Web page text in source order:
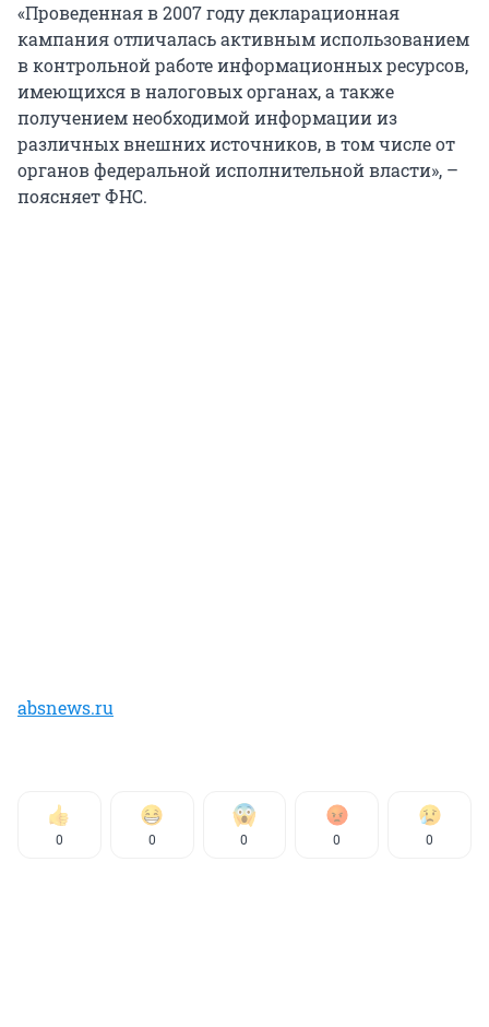
«Проведенная в 2007 году декларационная
кампания отличалась активным использованием
в контрольной работе информационных ресурсов,
имеющихся в налоговых органах, а также
получением необходимой информации из
различных внешних источников, в том числе от
органов федеральной исполнительной власти», –
поясняет ФНС.
absnews.ru
0 0 0 0 0